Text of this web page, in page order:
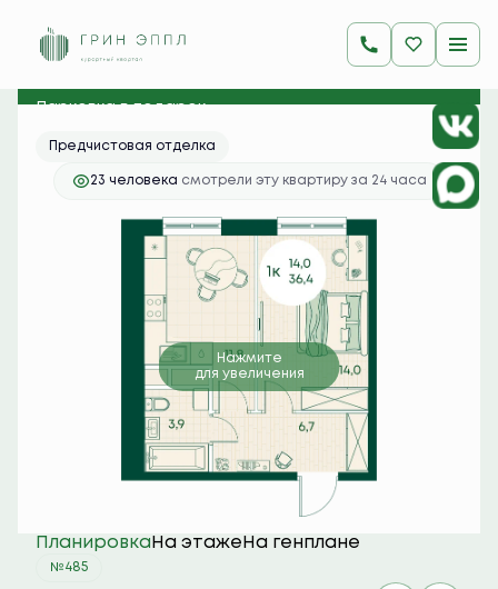
1-комнатная36.4 м
8 845 200 руб.
Ипотека от 35 156 руб./мес.
Парковка в подарок
Предчистовая отделка
23 человекa смотрели эту квартиру за 24 часа
Нажмите
для увеличения
Планировка На этаже На генплане
№485